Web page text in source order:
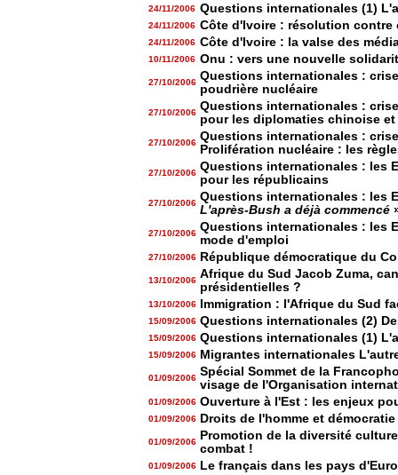
24/11/2006 Questions internationales (1)
24/11/2006 Côte d'Ivoire : résolution
24/11/2006 Côte d'Ivoire : la valse des
10/11/2006 Onu : vers une nouvelle
27/10/2006 Questions internationales :
poudrière nucléaire
27/10/2006 Questions internationales :
pour les diplomaties chinoise et
27/10/2006 Questions internationales :
Prolifération nucléaire : les
27/10/2006 Questions internationales : les
pour les républicains
27/10/2006 Questions internationales : les
L'après-Bush a déjà commencé
27/10/2006 Questions internationales : les
mode d'emploi
27/10/2006 République démocratique du
13/10/2006 Afrique du Sud Jacob Zuma,
présidentielles ?
13/10/2006 Immigration : l'Afrique du Sud
15/09/2006 Questions internationales (2)
15/09/2006 Questions internationales (1)
15/09/2006 Migrantes internationales
01/09/2006 Spécial Sommet de la
visage de l'Organisation
01/09/2006 Ouverture à l'Est : les enjeux
01/09/2006 Droits de l'homme et
01/09/2006
Promotion de la diversité
combat !
01/09/2006 Le français dans les pays